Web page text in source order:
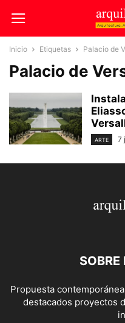
Inicio Etiquetas Palacio de
Palacio de
ARTE 7
SOBRE
Propuesta
destacados proyectos